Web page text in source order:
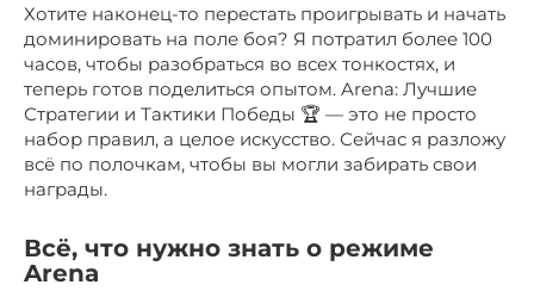
Хотите наконец-то перестать проигрывать и начать
доминировать на поле боя? Я потратил более 100
часов, чтобы разобраться во всех тонкостях, и
теперь готов поделиться опытом. Arena: Лучшие
Стратегии и Тактики Победы 🏆 — это не просто
набор правил, а целое искусство. Сейчас я разложу
всё по полочкам, чтобы вы могли забирать свои
награды.
Всё, что нужно знать о режиме
Arena